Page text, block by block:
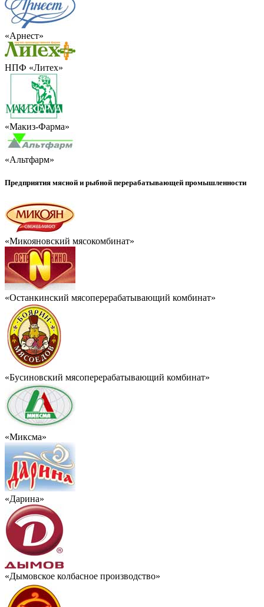
«Арнест»
НПФ «Литех»
«Макиз-Фарма»
«Альтфарм»
Предприятия мясной и рыбной перерабатывающей промышленности
«Микояновский мясокомбинат»
«Останкинский мясоперерабатывающий комбинат»
«Бусиновский мясоперерабатывающий комбинат»
«Миксма»
«Дарина»
«Дымовское колбасное производство»